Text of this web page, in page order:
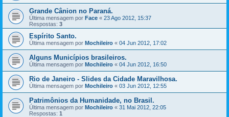
Grande Cânion no Paraná.
Última mensagem por Face « 23 Ago 2012, 15:37
Respostas: 3
Espírito Santo.
Última mensagem por Mochileiro « 04 Jun 2012, 17:02
Alguns Municípios brasileiros.
Última mensagem por Mochileiro « 04 Jun 2012, 16:50
Rio de Janeiro - Slides da Cidade Maravilhosa.
Última mensagem por Mochileiro « 03 Jun 2012, 12:55
Patrimônios da Humanidade, no Brasil.
Última mensagem por Mochileiro « 31 Mai 2012, 22:05
Respostas: 1